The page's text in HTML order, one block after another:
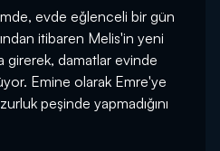
evde eğlenceli bir gün
itibaren Melis'in yeni
girerek, damatlar evinde
Emine olarak Emre'ye
peşinde yapmadığını